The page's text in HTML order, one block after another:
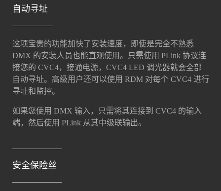
自动寻址
这项宝贵的功能加快了安装速度，即使是完全不熟悉
DMX 的安装人员也能直观使用。只需使用 PLink 协议连
接您的 CVC4，接通电源，CVC4 LED 调光器就会全部
自动寻址。高级用户还可以使用 RDM 对每个 CVC4 进行
寻址和监控。
如果您使用 DMX 输入，只需将其连接到 CVC4 的输入
端，然后使用 PLink 从其中级联输出。
安全保险丝